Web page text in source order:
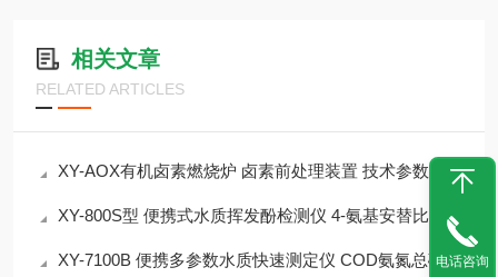
相关文章
RELATED ARTICLES
XY-AOX有机卤素燃烧炉 卤素前处理装置 技术参数
XY-800S型 便携式水质挥发酚检测仪 4-氨基安替比林法
XY-7100B 便携多参数水质快速测定仪 COD氨氮总磷总氮浊度电话咨询